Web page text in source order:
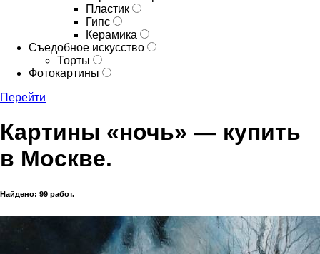
Пластик
Гипс
Керамика
Съедобное искусство
Торты
Фотокартины
Перейти
Картины «ночь» — купить
в Москве.
Найдено: 99 работ.